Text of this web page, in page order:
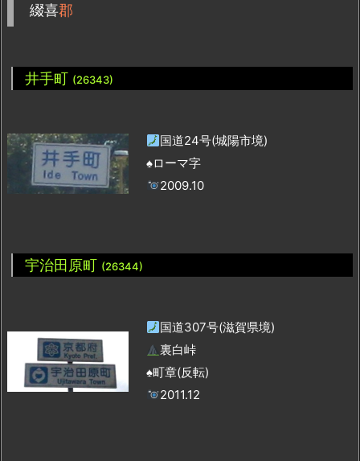
綴喜郡
井手町 (26343)
国道24号(城陽市境)
♠ローマ字
2009.10
宇治田原町 (26344)
国道307号(滋賀県境)
裏白峠
♠町章(反転)
2011.12